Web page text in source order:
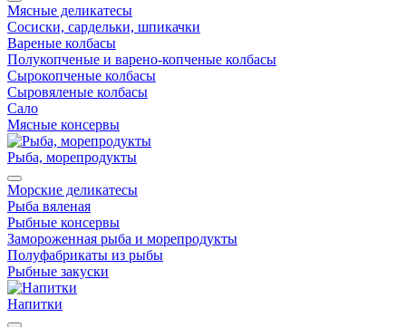
Мясные деликатесы
Сосиски, сардельки, шпикачки
Вареные колбасы
Полукопченые и варено-копченые колбасы
Сырокопченые колбасы
Сыровяленые колбасы
Сало
Мясные консервы
Рыба, морепродукты
Морские деликатесы
Рыба вяленая
Рыбные консервы
Замороженная рыба и морепродукты
Полуфабрикаты из рыбы
Рыбные закуски
Напитки